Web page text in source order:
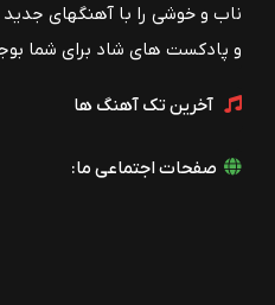
ناب و خوشی را با آهنگهای
و پادکست های شاد برای شما
آخرین تک آهنگ ها
صفحات اجتماعی ما: